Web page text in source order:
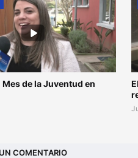
de la Juventud en
COMENTARIO